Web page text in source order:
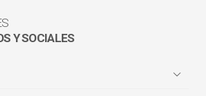
Y SOCIALES